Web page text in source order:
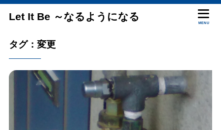
Let It Be ～なるようになる
MENU
タグ：変更